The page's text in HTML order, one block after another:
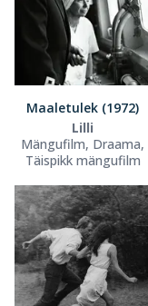
Maaletulek (1972)
Lilli
Mängufilm, Draama,
Täispikk mängufilm